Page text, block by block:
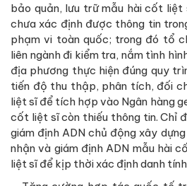
bảo quản, lưu trữ mẫu hài cốt
chưa xác định được thông tin
phạm vi toàn quốc; trong đó tổ
liên ngành đi kiểm tra, nắm tình
địa phương thực hiện đúng quy
tiến độ thu thập, phân tích, đối
liệt sĩ để tích hợp vào Ngân hàng
cốt liệt sĩ còn thiếu thông tin. Chỉ
giám định ADN chủ động xây
nhận và giám định ADN mẫu hài
liệt sĩ để kịp thời xác định danh